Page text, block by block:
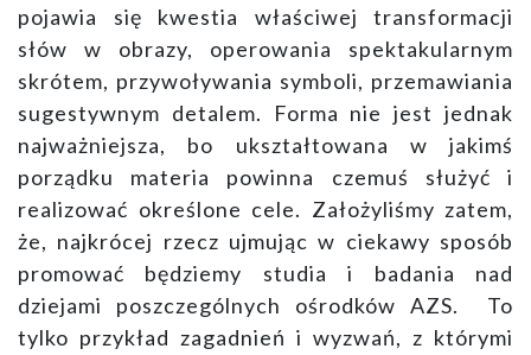
pojawia się kwestia właściwej transformacji
słów w obrazy, operowania spektakularnym
skrótem, przywoływania symboli, przemawiania
sugestywnym detalem. Forma nie jest jednak
najważniejsza, bo ukształtowana w jakimś
porządku materia powinna czemuś służyć i
realizować określone cele. Założyliśmy zatem,
że, najkrócej rzecz ujmując w ciekawy sposób
promować będziemy studia i badania nad
dziejami poszczególnych ośrodków AZS. To
tylko przykład zagadnień i wyzwań, z którymi